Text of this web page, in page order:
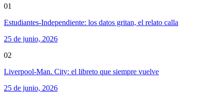
01
Estudiantes-Independiente: los datos gritan, el relato calla
25 de junio, 2026
02
Liverpool-Man. City: el libreto que siempre vuelve
25 de junio, 2026